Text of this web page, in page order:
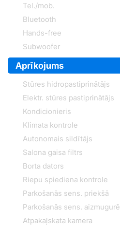
Tel./mob.
Bluetooth
Hands-free
Subwoofer
Aprīkojums
Stūres hidropastiprinātājs
Elektr. stūres pastiprinātājs
Kondicionieris
Klimata kontrole
Autonomais sildītājs
Salona gaisa filtrs
Borta dators
Riepu spiediena kontrole
Parkošanās sens. priekšā
Parkošanās sens. aizmugurē
Atpakaļskata kamera